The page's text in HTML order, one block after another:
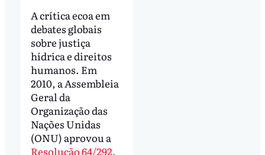
A crítica ecoa em
debates globais
sobre justiça
hídrica e direitos
humanos. Em
2010, a Assembleia
Geral da
Organização das
Nações Unidas
(ONU) aprovou a
Resolução 64/292,